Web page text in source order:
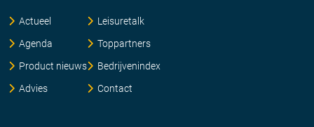
Actueel
Agenda
Product nieuws
Advies
Leisuretalk
Toppartners
Bedrijvenindex
Contact